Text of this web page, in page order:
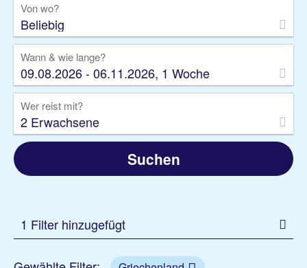
Von wo?
Beliebig
Wann & wie lange?
09.08.2026 - 06.11.2026, 1 Woche
Wer reist mit?
2 Erwachsene
Suchen
1 Filter hinzugefügt